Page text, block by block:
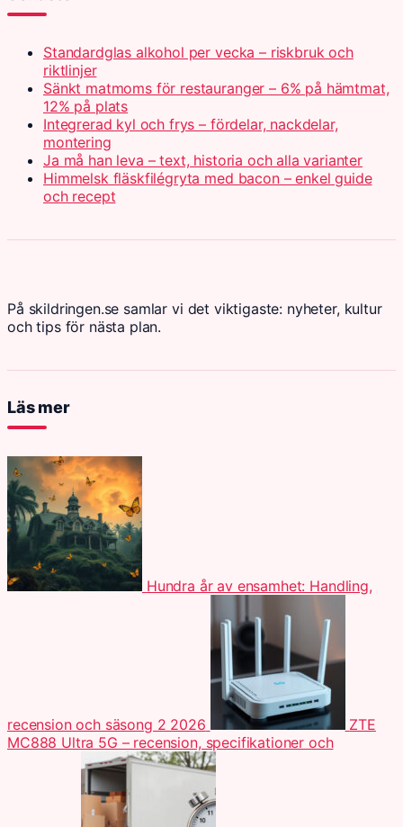
Standardglas alkohol per vecka – riskbruk och
riktlinjer
Sänkt matmoms för restauranger – 6% på hämtmat,
12% på plats
Integrerad kyl och frys – fördelar, nackdelar,
montering
Ja må han leva – text, historia och alla varianter
Himmelsk fläskfilégryta med bacon – enkel guide
och recept
På skildringen.se samlar vi det viktigaste: nyheter, kultur
och tips för nästa plan.
Läs mer
Hundra år av ensamhet: Handling,
recension och säsong 2 2026
ZTE
MC888 Ultra 5G – recension, specifikationer och